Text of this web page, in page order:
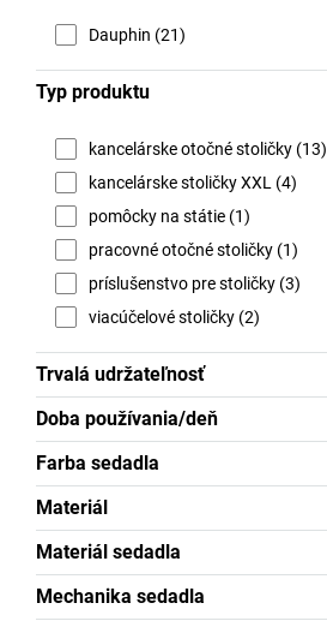
Dauphin (21)
Typ produktu
kancelárske otočné stoličky (13)
kancelárske stoličky XXL (4)
pomôcky na státie (1)
pracovné otočné stoličky (1)
príslušenstvo pre stoličky (3)
viacúčelové stoličky (2)
Trvalá udržateľnosť
Doba používania/deň
Farba sedadla
Materiál
Materiál sedadla
Mechanika sedadla